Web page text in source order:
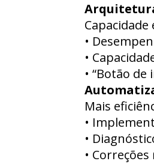
•
•
• “Botão
Mais
•
•
•